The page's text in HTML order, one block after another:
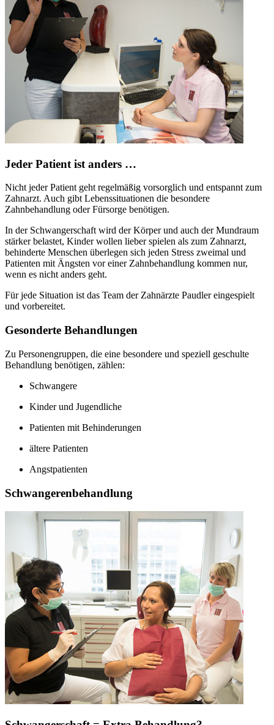
Jeder Patient ist anders …
Nicht jeder Patient geht regelmäßig vorsorglich und entspannt zum
Zahnarzt. Auch gibt Lebenssituationen die besondere
Zahnbehandlung oder Fürsorge benötigen.
In der Schwangerschaft wird der Körper und auch der Mundraum
stärker belastet, Kinder wollen lieber spielen als zum Zahnarzt,
behinderte Menschen überlegen sich jeden Stress zweimal und
Patienten mit Ängsten vor einer Zahnbehandlung kommen nur,
wenn es nicht anders geht.
Für jede Situation ist das Team der Zahnärzte Paudler eingespielt
und vorbereitet.
Gesonderte Behandlungen
Zu Personengruppen, die eine besondere und speziell geschulte
Behandlung benötigen, zählen:
Schwangere
Kinder und Jugendliche
Patienten mit Behinderungen
ältere Patienten
Angstpatienten
Schwangerenbehandlung